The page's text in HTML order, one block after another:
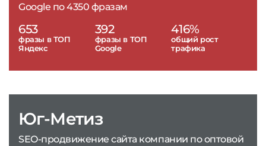
Google по 4350 фразам
653
фразы в ТОП
Яндекс
392
фразы в ТОП
Google
416%
общий рост
трафика
Юг-Метиз
SEO-продвижение сайта компании по оптовой